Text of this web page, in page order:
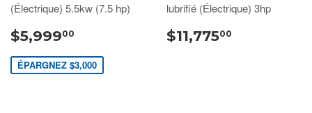
(Électrique) 5.5kw (7.5 hp)
$5,99900
ÉPARGNEZ $3,000
lubrifié (Électrique) 3hp
$11,77500